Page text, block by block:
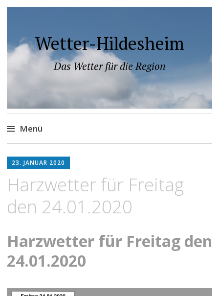
Wetter-Hildesheim
Das Wetter für die Region
Menü
Inhalt
23. JANUAR 2020
Harzwetter für Freitag
den 24.01.2020
Harzwetter für Freitag den
24.01.2020